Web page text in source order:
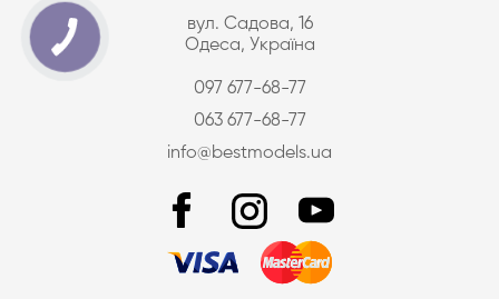
вул. Садова, 16
Одеса, Україна
097 677-68-77
063 677-68-77
info@bestmodels.ua